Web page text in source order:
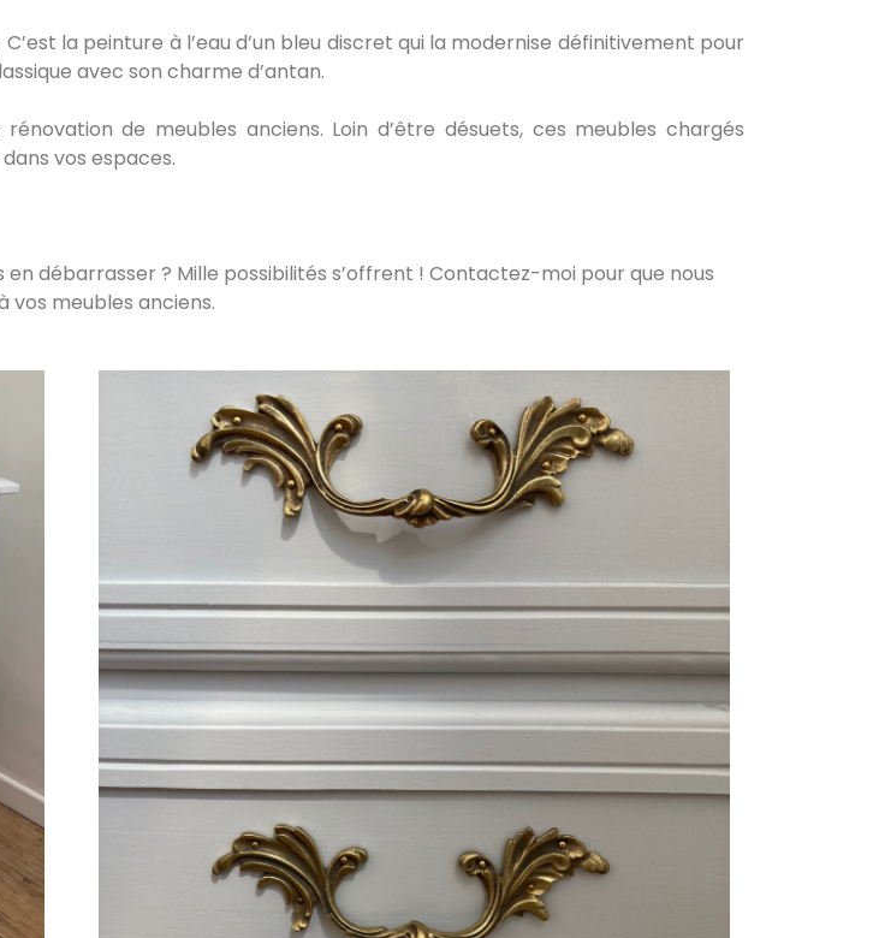
la peinture à l’eau d’un bleu discret qui la modernise définitivement pour
avec son charme d’antan.
de meubles anciens. Loin d’être désuets, ces meubles chargés
vos espaces.
débarrasser ? Mille possibilités s’offrent ! Contactez-moi pour que nous
vos meubles anciens.